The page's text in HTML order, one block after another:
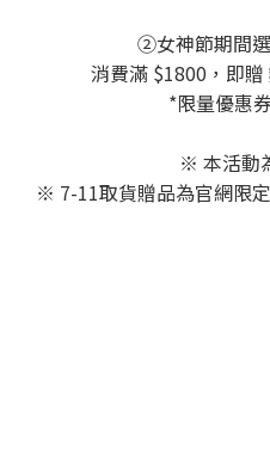
②女神節期間
消費滿 $1800，即贈
*限量優惠
※ 本活動
※ 7-11取貨贈品為官網限